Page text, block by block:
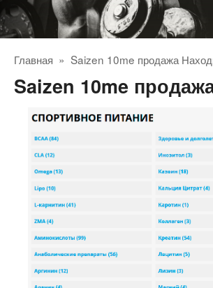
Главная » Saizen 10me продажа
Saizen 10me